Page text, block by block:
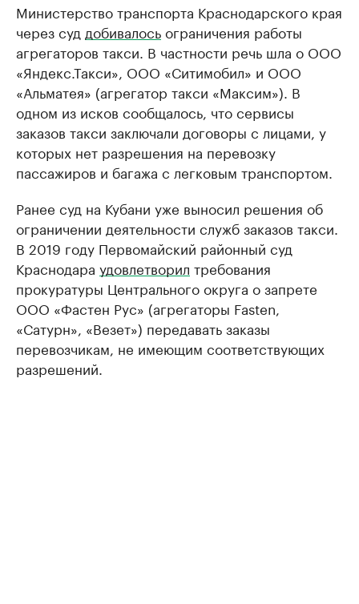
Министерство транспорта Краснодарского края
через суд добивалосьограничения работы
агрегаторов такси. В частности речь шла о ООО
«Яндекс.Такси», ООО «Ситимобил» и ООО
«Альматея» (агрегатор такси «Максим»). В
одном из исков сообщалось, что сервисы
заказов такси заключали договоры с лицами, у
которых нет разрешения на перевозку
пассажиров и багажа с легковым транспортом.
Ранее суд на Кубани уже выносил решения об
ограничении деятельности служб заказов такси.
В 2019 году Первомайский районный суд
Краснодара удовлетворил требования
прокуратуры Центрального округа о запрете
ООО «Фастен Рус» (агрегаторы Fasten,
«Сатурн», «Везет») передавать заказы
перевозчикам, не имеющим соответствующих
разрешений.